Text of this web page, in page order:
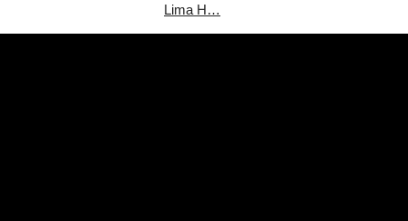
Lima H…